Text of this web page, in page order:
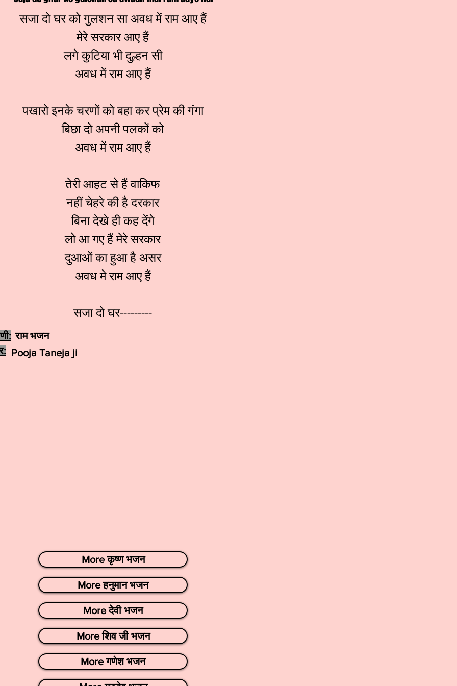
सजा दो घर को गुलशन सा अवध में राम आए हैं
मेरे सरकार आए हैं
लगे कुटिया भी दुल्हन सी
अवध में राम आए हैं
पखारो इनके चरणों को बहा कर प्रेम की गंगा
बिछा दो अपनी पलकों को
अवध में राम आए हैं
तेरी आहट से हैं वाकिफ
नहीं चेहरे की है दरकार
बिना देखे ही कह देंगे
लो आ गए हैं मेरे सरकार
दुआओं का हुआ है असर
अवध मे राम आए हैं
सजा दो घर---------
राम भजन
Pooja Taneja ji
More कृष्ण भजन
More हनुमान भजन
More देवी भजन
More शिव जी भजन
More गणेश भजन